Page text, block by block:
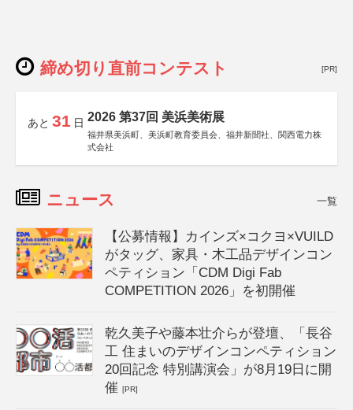
締め切り直前コンテスト [PR]
あと 31 日 2026 第37回 美浜美術展
福井県美浜町、美浜町教育委員会、福井新聞社、関西電力株
式会社
ニュース 一覧
【公募情報】カインズ×コクヨ×VUILD
がタッグ、家具・木工品デザインコン
ペティション「CDM Digi Fab
COMPETITION 2026」を初開催
乾久美子や藤本壮介らが登壇、「長谷
工 住まいのデザインコンペティション
20回記念 特別講演会」が8月19日に開
催[PR]